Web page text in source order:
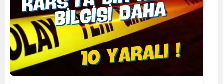
Bolu
Bursa
Çanakkale